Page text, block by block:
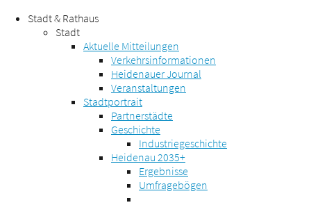
Stadt & Rathaus
Stadt
Aktuelle Mitteilungen
Verkehrsinformationen
Heidenauer Journal
Veranstaltungen
Stadtportrait
Partnerstädte
Geschichte
Industriegeschichte
Heidenau 2035+
Ergebnisse
Umfragebögen